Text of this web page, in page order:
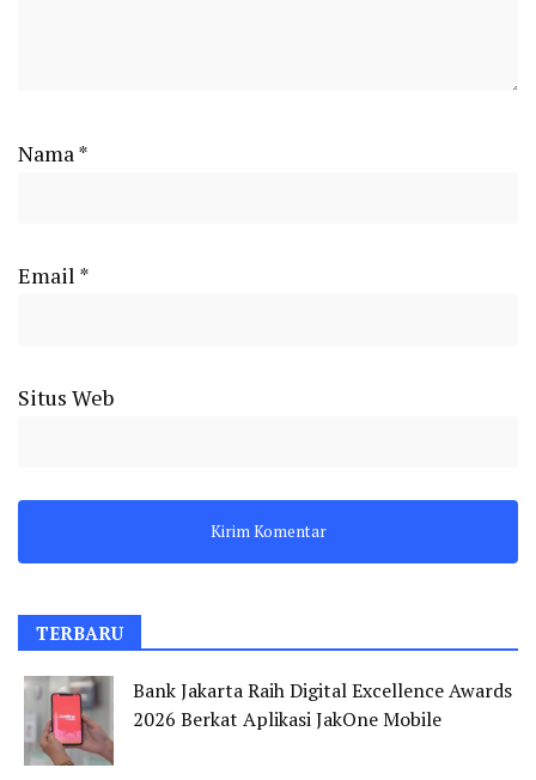
Nama*
Email *
Situs Web
TERBARU
Bank Jakarta Raih Digital Excellence Awards
2026 Berkat Aplikasi JakOne Mobile